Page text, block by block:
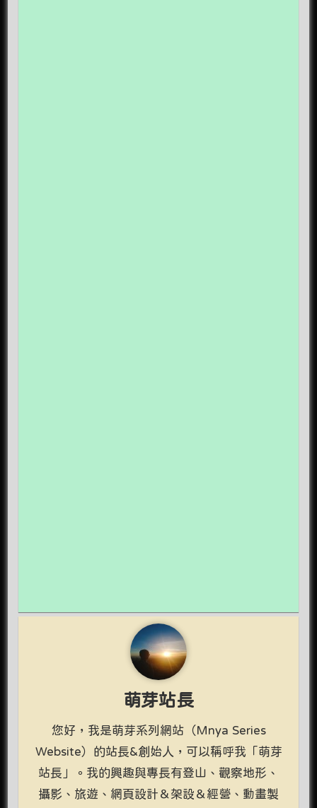
萌芽站長
您好，我是萌芽系列網站（Mnya Series
Website）的站長&創始人，可以稱呼我「萌芽
站長」。我的興趣與專長有登山、觀察地形、
攝影、旅遊、網頁設計＆架設＆經營、動畫製